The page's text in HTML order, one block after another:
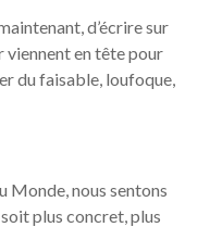
d’écrire sur
viennent en tête pour
du faisable, loufoque,
Monde, nous sentons
plus concret, plus